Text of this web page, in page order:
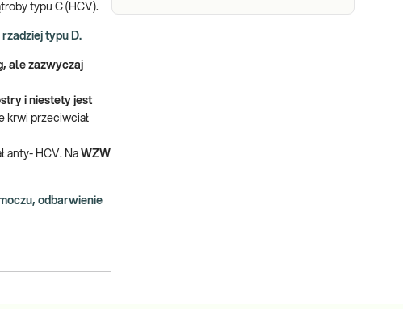
typu C (HCV).
typu D.
ale zazwyczaj
i niestety jest
krwi przeciwciał
anty- HCV. Na WZW
odbarwienie